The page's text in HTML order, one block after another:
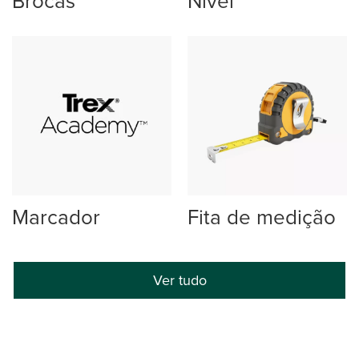
Marcador Fita de medição
Ver tudo